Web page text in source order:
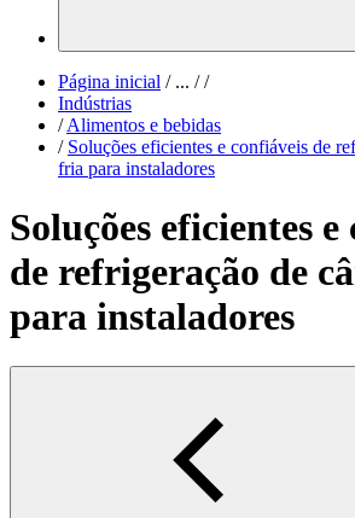
Página inicial /... / /
Indústrias
/ Alimentos e bebidas
/ Soluções eficientes e confiáveis de
fria para instaladores
Soluções eficientes
de refrigeração de
para instaladores